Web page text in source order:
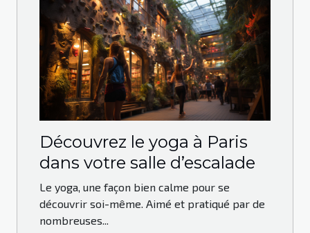
Découvrez le yoga à Paris
dans votre salle d’escalade
Le yoga, une façon bien calme pour se
découvrir soi-même. Aimé et pratiqué par de
nombreuses...